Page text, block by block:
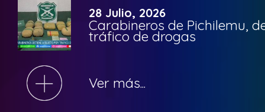
28 Julio, 2026
Carabineros de Pichilemu,
tráfico de drogas
Ver más...